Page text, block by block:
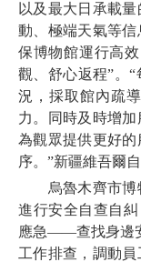
以及最大日承載
動、極端天氣等
保博物館運行高
觀、舒心返程”。
況，採取館內疏
力。同時及時增加
為觀眾提供更好
序。”新疆維吾爾
烏魯木齊市博
進行安全自查自
應急——查找身邊
工作排查，調動